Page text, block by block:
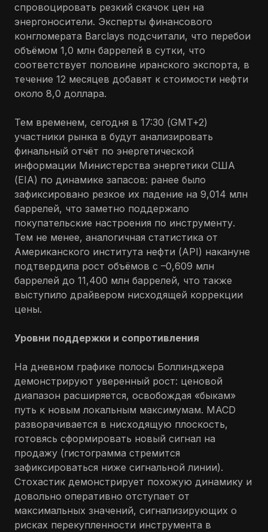
спровоцировать резкий скачок цен на
энергоносители. Эксперты финансового
конгломерата Barclays подсчитали, что перебои
объёмом 1,0 млн баррелей в сутки, что
соответствует половине иранского экспорта, в
течение 12 месяцев добавят к стоимости нефти
около 8,0 доллара.
Тем временем, сегодня в 17:30 (GMT+2)
участники рынка в будут анализировать
финальный отчёт по энергетической
информации Министерства энергетики США
(EIA) по динамике запасов: ранее было
зафиксировано резкое их падение на 9,014 млн
баррелей, что заметно поддержало
покупательские настроения по инструменту.
Тем не менее, аналогичная статистика от
Американского института нефти (API) накануне
подтвердила рост объёмов с –0,609 млн
баррелей до 11,400 млн баррелей, что также
выступило драйвером нисходящей коррекции
цены.
Уровни поддержки и сопротивления
На дневном графике полосы Боллинджера
демонстрируют уверенный рост: ценовой
диапазон расширяется, освобождая «быкам»
путь к новым локальным максимумам. MACD
разворачивается в нисходящую плоскость,
готовясь сформировать новый сигнал на
продажу (гистограмма стремится
зафиксироваться ниже сигнальной линии).
Стохастик демонстрирует похожую динамику и
довольно оперативно отступает от
максимальных значений, сигнализирующих о
рисках перекупленности инструмента в